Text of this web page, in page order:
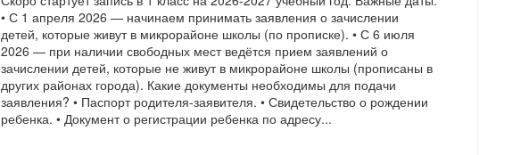
• С 1 апреля 2026 — начинаем принимать заявления о зачислении
детей, которые живут в микрорайоне школы (по прописке). • С 6 июля
2026 — при наличии свободных мест ведётся прием заявлений о
зачислении детей, которые не живут в микрорайоне школы (прописаны в
других районах города). Какие документы необходимы для подачи
заявления? • Паспорт родителя-заявителя. • Свидетельство о рождении
ребенка. • Документ о регистрации ребенка по адресу...